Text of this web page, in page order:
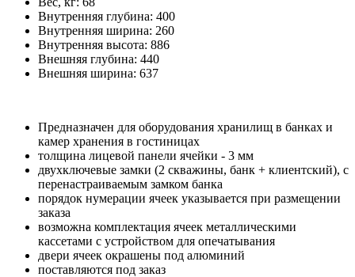
Внутренняя глубина: 400
Внутренняя ширина: 260
Внутренняя высота: 886
Внешняя глубина: 440
Внешняя ширина: 637
Предназначен для оборудования хранилищ в банках и
камер хранения в гостиницах
толщина лицевой панели ячейки - 3 мм
двухключевые замки (2 скважины, банк + клиентский), с
перенастраиваемым замком банка
порядок нумерации ячеек указывается при размещении
заказа
возможна комплектация ячеек металлическими
кассетами с устройством для опечатывания
двери ячеек окрашены под алюминий
поставляются под заказ